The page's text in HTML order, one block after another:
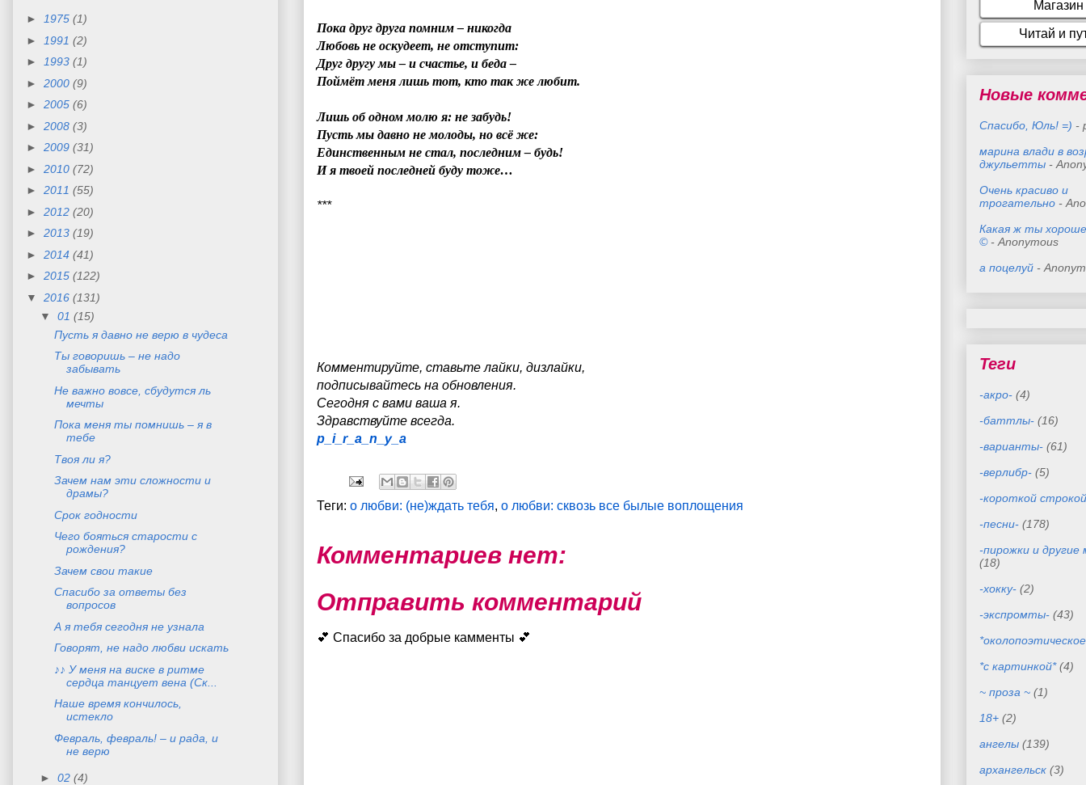
Пока друг друга помним – никогда
Любовь не оскудеет, не отступит:
Друг другу мы – и счастье, и беда –
Поймёт меня лишь тот, кто так же любит.
Лишь об одном молю я: не забудь!
Пусть мы давно не молоды, но всё же:
Единственным не стал, последним – будь!
И я твоей последней буду тоже…
***
Комментируйте, ставьте лайки, дизлайки,
подписывайтесь на обновления.
Сегодня с вами ваша я.
Здравствуйте всегда.
p_i_r_a_n_y_a
Теги: о любви: (не)ждать тебя, о любви: сквозь все былые воплощения
Комментариев нет:
Отправить комментарий
💕 Спасибо за добрые камменты 💕
► 1975 (1)
►
1991 (2)
►
1993 (1)
► 2000 (9)
► 2005 (6)
► 2008 (3)
► 2009 (31)
► 2010 (72)
► 2011 (55)
► 2012 (20)
► 2013 (19)
► 2014 (41)
► 2015 (122)
▼ 2016 (131)
▼ 01 (15)
Пусть я давно не верю в чудеса
Ты говоришь – не надо
забывать
Не важно вовсе, сбудутся ль
мечты
Пока меня ты помнишь – я в
тебе
Твоя ли я?
Зачем нам эти сложности и
драмы?
Срок годности
Чего бояться старости с
рождения?
Зачем свои такие
Спасибо за ответы без
вопросов
А я тебя сегодня не узнала
Говорят, не надо любви искать
♪♪ У меня на виске в ритме
сердца танцует вена (Ск...
Наше время кончилось,
истекло
Февраль, февраль! – и рада, и
не верю
► 02 (4)
Новые
Спасибо, Юль! =) -
марина влади в
джульетты -
Очень красиво и
трогательно -
Какая ж ты
©- Anonymous
а поцелуй -
Теги
-акро- (4)
-баттлы- (16)
-варианты- (61)
-верлибр- (5)
-короткой
-песни- (178)
-пирожки и
(18)
-хокку- (2)
-экспромты- (43)
*с картинкой* (4)
~ проза ~ (1)
18+ (2)
ангелы (139)
архангельск (3)